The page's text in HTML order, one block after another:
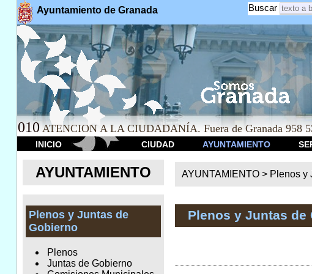
Ayuntamiento de Granada Buscar
010 ATENCION A LA CIUDADANÍA. Fuera de Granada 958
INICIO CIUDAD AYUNTAMIENTO
AYUNTAMIENTO
Plenos y Juntas de
Gobierno
Plenos
Juntas de Gobierno
AYUNTAMIENTO > Plenos y
Plenos y Juntas de